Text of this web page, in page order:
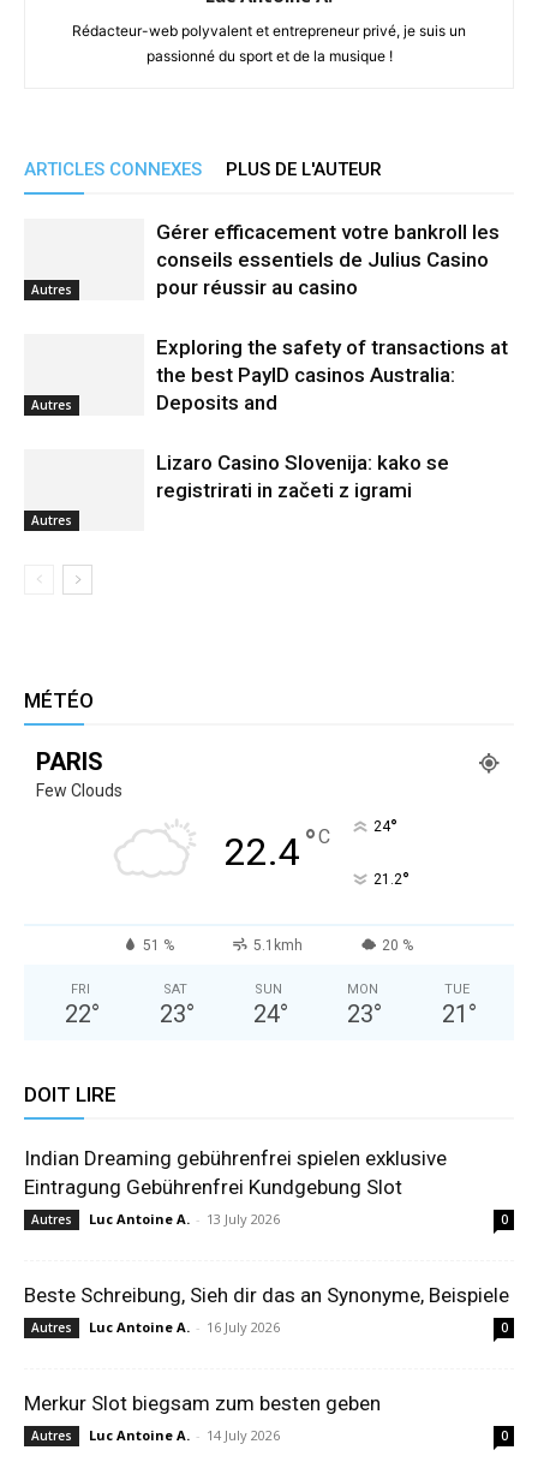
Rédacteur-web polyvalent et entrepreneur privé, je suis un
passionné du sport et de la musique !
ARTICLES CONNEXES PLUS DE L'AUTEUR
Autres
Gérer efficacement votre bankroll les
conseils essentiels de Julius Casino
pour réussir au casino
Autres
Exploring the safety of transactions at
the best PayID casinos Australia:
Deposits and
Autres
Lizaro Casino Slovenija: kako se
registrirati in začeti z igrami
MÉTÉO
PARIS
Few Clouds
22.4°C 24°
21.2°
51 % 5.1kmh 20 %
FRI
22°
SAT
23°
SUN
24°
MON
23°
TUE
21 °
DOIT LIRE
Indian Dreaming gebührenfrei spielen exklusive
Eintragung Gebührenfrei Kundgebung Slot
Autres Luc Antoine A. - 13 July 2026 0
Beste Schreibung, Sieh dir das an Synonyme, Beispiele
Autres Luc Antoine A. - 16 July 2026 0
Merkur Slot biegsam zum besten geben
Autres Luc Antoine A. - 14 July 2026 0